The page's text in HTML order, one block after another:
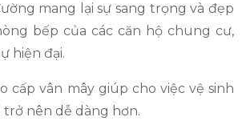
mang lại sự sang trọng và đẹp
bếp của các căn hộ chung cư,
hiện đại.
cấp vân mây giúp cho việc vệ sinh
trở nên dễ dàng hơn.